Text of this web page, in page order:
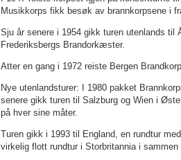
Musikkorps fikk besøk av brannkorpsene i
Sju år senere i 1954 gikk turen utenlands til
Frederiksbergs Brandorkæster.
Atter en gang i 1972 reiste Bergen
Nye utenlandsturer: I 1980 pakket
senere gikk turen til Salzburg og Wien i
på hver sine måter.
Turen gikk i 1993 til England, en rundtur
virkelig flott rundtur i Storbritannia i